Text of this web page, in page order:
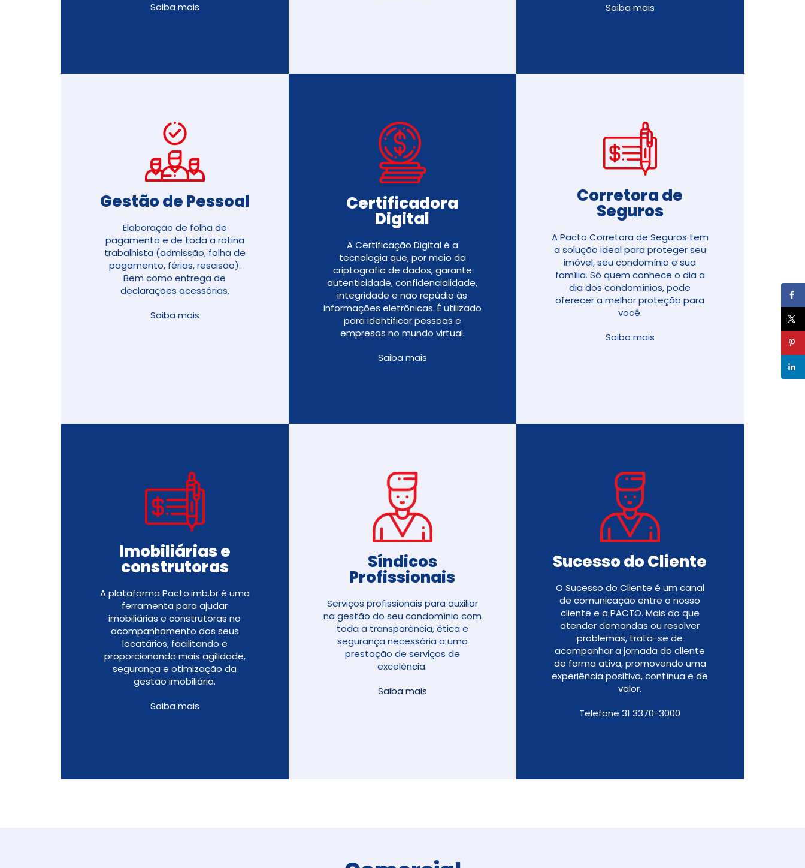
Saiba mais
Saiba mais
Gestão de Pessoal​
Elaboração de folha de
pagamento e de toda a rotina
trabalhista (admissão, folha de
pagamento, férias, rescisão).
Bem como entrega de
declarações acessórias.
Saiba mais
Certificadora
Digital
A Certificação Digital é a
tecnologia que, por meio da
criptografia de dados, garante
autenticidade, confidencialidade,
integridade e não repúdio às
informações eletrônicas. É utilizado
para identificar pessoas e
empresas no mundo virtual.
Saiba mais
Corretora de
Seguros​
A Pacto Corretora de Seguros tem
a solução ideal para proteger seu
imóvel, seu condomínio e sua
família. Só quem conhece o dia a
dia dos condomínios, pode
oferecer a melhor proteção para
você.
Saiba mais
Imobiliárias e
construtoras
A plataforma Pacto.imb.br é uma
ferramenta para ajudar
imobiliárias e construtoras no
acompanhamento dos seus
locatários, facilitando e
proporcionando mais agilidade,
segurança e otimização da
gestão imobiliária.
Saiba mais
Síndicos
Profissionais
Serviços profissionais para auxiliar
na gestão do seu condomínio com
toda a transparência, ética e
segurança necessária a uma
prestação de serviços de
excelência.
Saiba mais
Sucesso do Cliente
O Sucesso do Cliente é um canal
de comunicação entre o nosso
cliente e a PACTO. Mais do que
atender demandas ou resolver
problemas, trata-se de
acompanhar a jornada do cliente
de forma ativa, promovendo uma
experiência positiva, contínua e de
valor.
Telefone 31 3370-3000